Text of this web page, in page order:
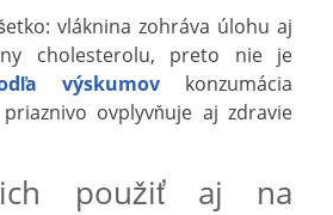
vláknina zohráva úlohu aj
cholesterolu, preto nie je
výskumovkonzumácia
ovplyvňuje aj zdravie
ich použiť aj na